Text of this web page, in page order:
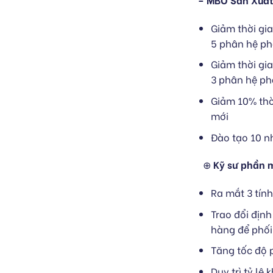
Giảm thời
5 phân hệ
Giảm thời
3 phân hệ
Giảm 10%
mới
Đào tạo 10
⊕ Kỹ sư phần
Ra mắt 3
Trao đổi
hàng để
Tăng tốc độ